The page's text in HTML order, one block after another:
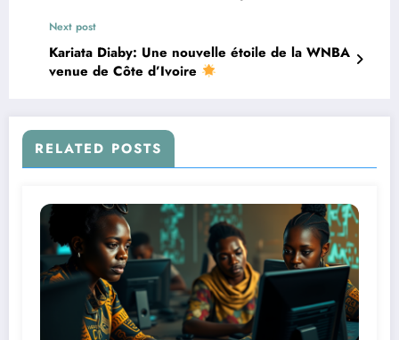
Next post
Kariata Diaby: Une nouvelle étoile de la WNBA
venue de Côte d’Ivoire
RELATED POSTS